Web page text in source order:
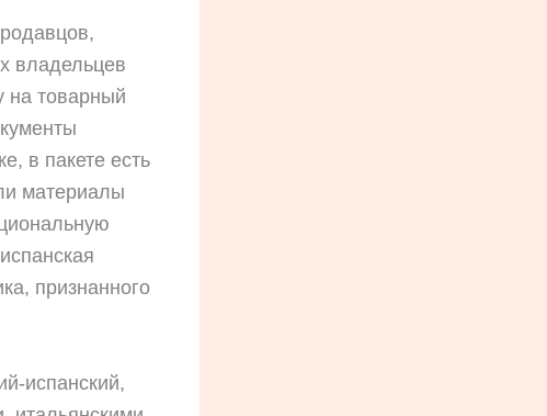
владельцев
на товарный
в пакете есть
материалы
признанного
испанский,